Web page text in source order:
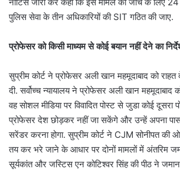
पुलिस सेवा के तीन अधिकारियों की SIT गठित की जाए.
प्रोफेसर को किसी माध्यम से कोई बयान नहीं देने का
सुप्रीम कोर्ट ने प्रोफेसर अली खान महमूदाबाद को
दी. सर्वोच्च न्यायालय ने प्रोफेसर अली खान महमूदाबाद
वह सोशल मीडिया पर विवादित पोस्ट से जुडा कोई दूसरा
प्रोफेसर देश छोड़कर नहीं जा सकेंगे और उन्हें अपना
सरेंडर करना होगा. सुप्रीम कोर्ट ने CJM सोनीपत की
तय कर भरे जाने के आधार पर दोनों मामलों में अंतरिम
सूर्यकांत और जस्टिस एन कोटिश्वर सिंह की पीठ ने